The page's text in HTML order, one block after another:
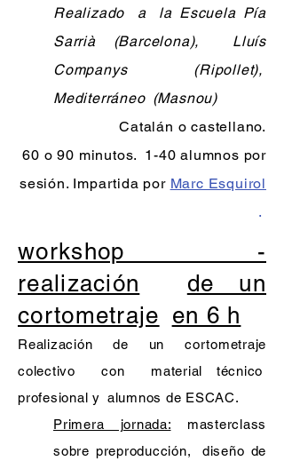
Realizado
a
la Escuela Pía
Sarrià (Barcelona),
Lluís
Companys (Ripollet),
Mediterráneo (Masnou)
Catalán o castellano.
60 o 90 minutos. 1-40 alumnos por
sesión. Impartida por Marc Esquirol
.
workshop -
realización
de un
cortometraje en 6 h
Realización de un cortometraje
colectivo
con
material técnico
profesional y alumnos de ESCAC.
Primera jornada: masterclass
sobre preproducción,
diseño de